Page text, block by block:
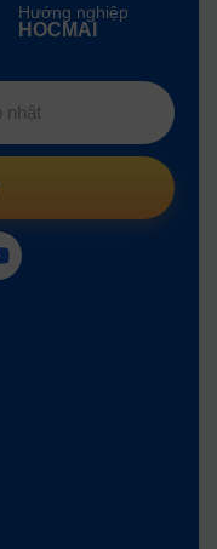
Hướng nghiệp
HOCMAI